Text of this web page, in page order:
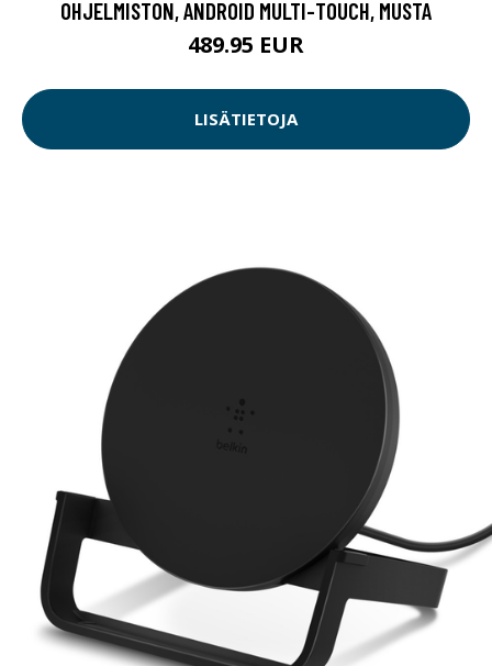
OHJELMISTON, ANDROID MULTI-TOUCH, MUSTA
489.95 EUR
LISÄTIETOJA